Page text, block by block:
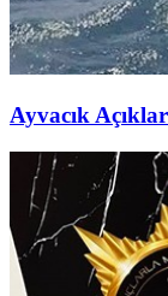
Ayvacık